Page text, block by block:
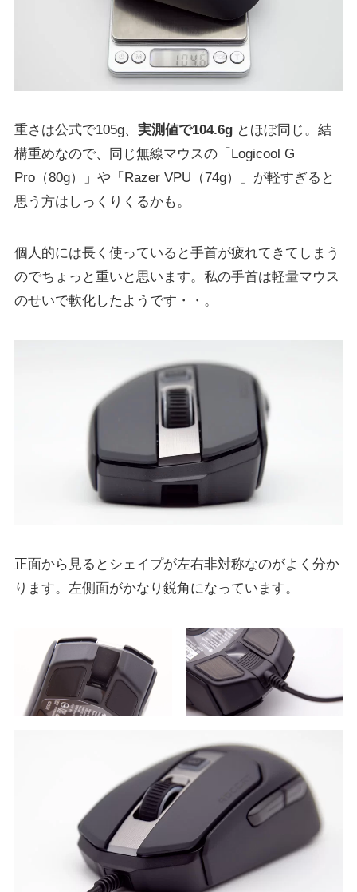
重さは公式で105g、 実測値で104.6gとほぼ同じ。結
構重めなので、同じ無線マウスの「Logicool G
Pro（80g）」や「Razer VPU（74g）」が軽すぎると
思う方はしっくりくるかも。
個人的には長く使っていると手首が疲れてきてしまう
のでちょっと重いと思います。私の手首は軽量マウス
のせいで軟化したようです・・。
正面から見るとシェイプが左右非対称なのがよく分か
ります。左側面がかなり鋭角になっています。